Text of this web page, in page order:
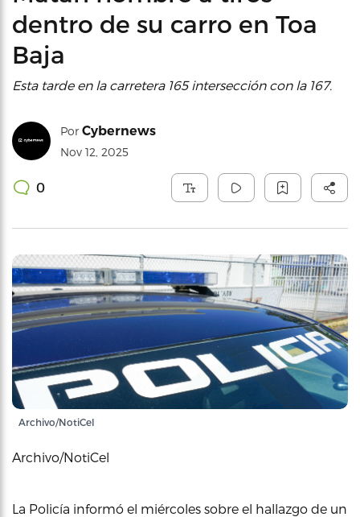
dentro de su carro en Toa
Baja
Esta tarde en la carretera 165 intersección con la 167.
Por Cybernews
Nov 12, 2025
0
Archivo/NotiCel
Archivo/NotiCel
La Policía informó el miércoles sobre el hallazgo de un